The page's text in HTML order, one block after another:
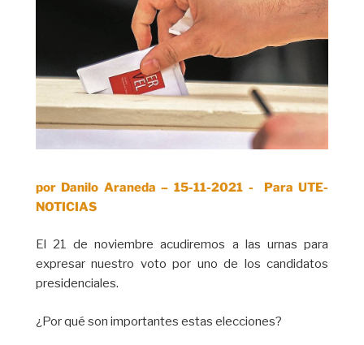
por Danilo Araneda – 15-11-2021 - Para UTE-
NOTICIAS
El 21 de noviembre acudiremos a las urnas para
expresar nuestro voto por uno de los candidatos
presidenciales.
¿Por qué son importantes estas elecciones?